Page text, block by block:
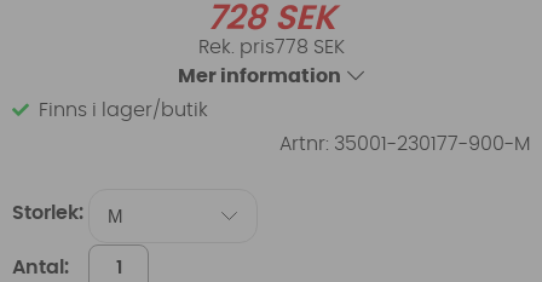
728SEK
778 SEK
Mer information
Finns i lager/butik
Artnr: 35001-230177-900-M
Storlek:
Antal: